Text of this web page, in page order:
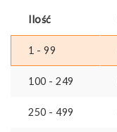
Ilość
1 - 99
100 - 249
250 - 499